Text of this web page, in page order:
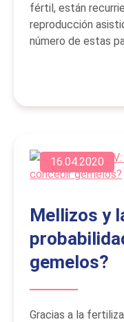
fértil, están
reproducción
número de estas
16.04.2020
Mellizos y
gemelos?
Gracias a la